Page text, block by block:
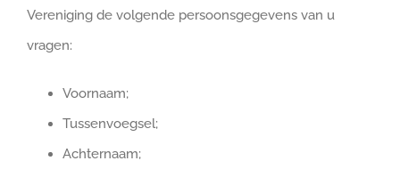
Vereniging de volgende persoonsgegevens van u
vragen:
Voornaam;
Tussenvoegsel;
Achternaam;